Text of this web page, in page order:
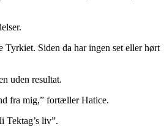
Siden da har ingen set eller hørt
uden resultat.
fra mig,” fortæller Hatice.
Tektag’s liv”.